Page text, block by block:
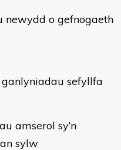
newydd o gefnogaeth
sefyllfa
amserol sy’n
sylw​